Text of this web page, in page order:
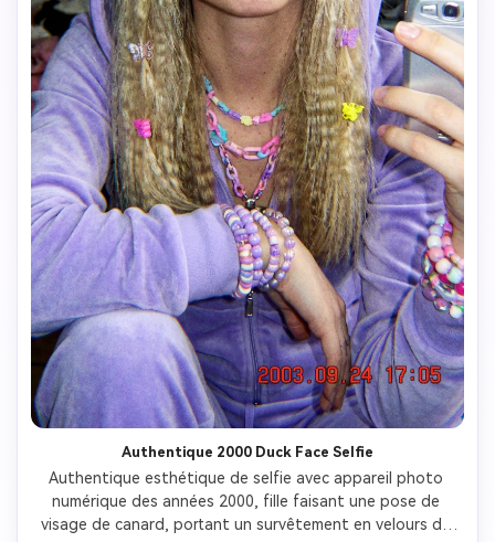
Authentique 2000 Duck Face Selfie
Authentique esthétique de selfie avec appareil photo
numérique des années 2000, fille faisant une pose de
visage de canard, portant un survêtement en velours de